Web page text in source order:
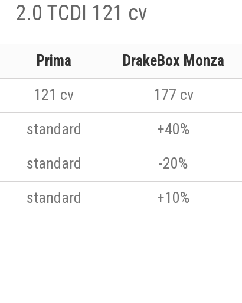
2.0 TCDI 121 cv
Prima
DrakeBox Monza
121 cv
177 cv
standard
+40%
standard
-20%
standard +10%